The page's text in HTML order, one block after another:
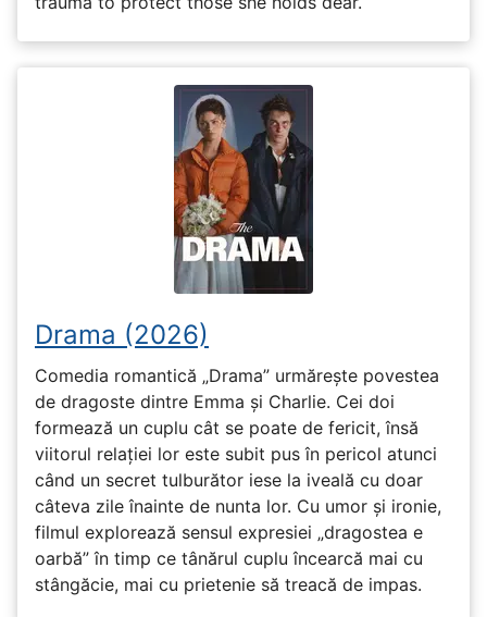
Drama (2026)
Comedia romantică „Drama” urmărește povestea
de dragoste dintre Emma și Charlie. Cei doi
formează un cuplu cât se poate de fericit, însă
viitorul relației lor este subit pus în pericol atunci
când un secret tulburător iese la iveală cu doar
câteva zile înainte de nunta lor. Cu umor și ironie,
filmul explorează sensul expresiei „dragostea e
oarbă” în timp ce tânărul cuplu încearcă mai cu
stângăcie, mai cu prietenie să treacă de impas.